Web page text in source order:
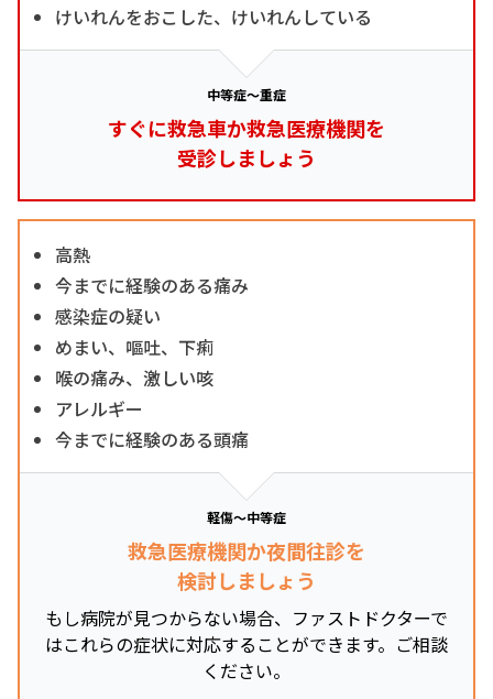
けいれんをおこした、けいれんしている
中等症～重症
すぐに救急車か救急医療機関を
受診しましょう
高熱
今までに経験のある痛み
感染症の疑い
めまい、嘔吐、下痢
喉の痛み、激しい咳
アレルギー
今までに経験のある頭痛
軽傷～中等症
救急医療機関か夜間往診を
検討しましょう
もし病院が見つからない場合、ファストドクターで
はこれらの症状に対応することができます。ご相談
ください。